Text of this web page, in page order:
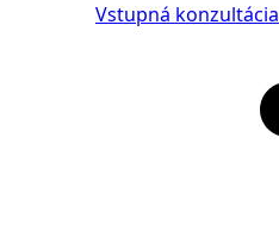
Vstupná konzultácia